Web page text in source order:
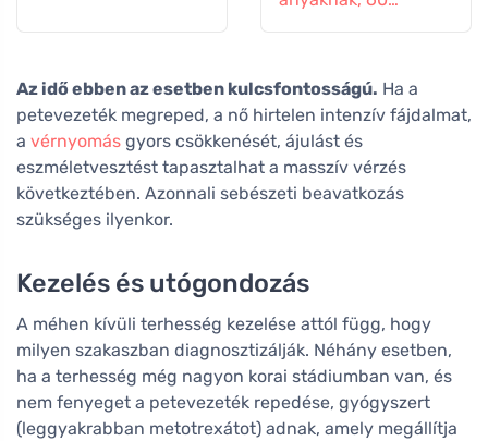
Az idő ebben az esetben kulcsfontosságú. Ha a
petevezeték megreped, a nő hirtelen intenzív fájdalmat,
a vérnyomás gyors csökkenését, ájulást és
eszméletvesztést tapasztalhat a masszív vérzés
következtében. Azonnali sebészeti beavatkozás
szükséges ilyenkor.
Kezelés és utógondozás
A méhen kívüli terhesség kezelése attól függ, hogy
milyen szakaszban diagnosztizálják. Néhány esetben,
ha a terhesség még nagyon korai stádiumban van, és
nem fenyeget a petevezeték repedése, gyógyszert
(leggyakrabban metotrexátot) adnak, amely megállítja